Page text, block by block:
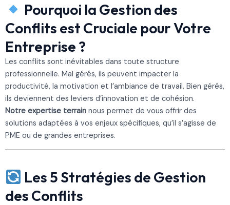
Pourquoi la Gestion des
Conflits est Cruciale pour Votre
Entreprise ?
Les conflits sont inévitables dans toute structure
professionnelle. Mal gérés, ils peuvent impacter la
productivité, la motivation et l’ambiance de travail. Bien gérés,
ils deviennent des leviers d’innovation et de cohésion.
Notre expertise terrain nous permet de vous offrir des
solutions adaptées à vos enjeux spécifiques, qu’il s’agisse de
PME ou de grandes entreprises.
Les 5 Stratégies de Gestion
des Conflits